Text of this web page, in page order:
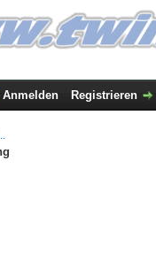
Anmelden Registrieren